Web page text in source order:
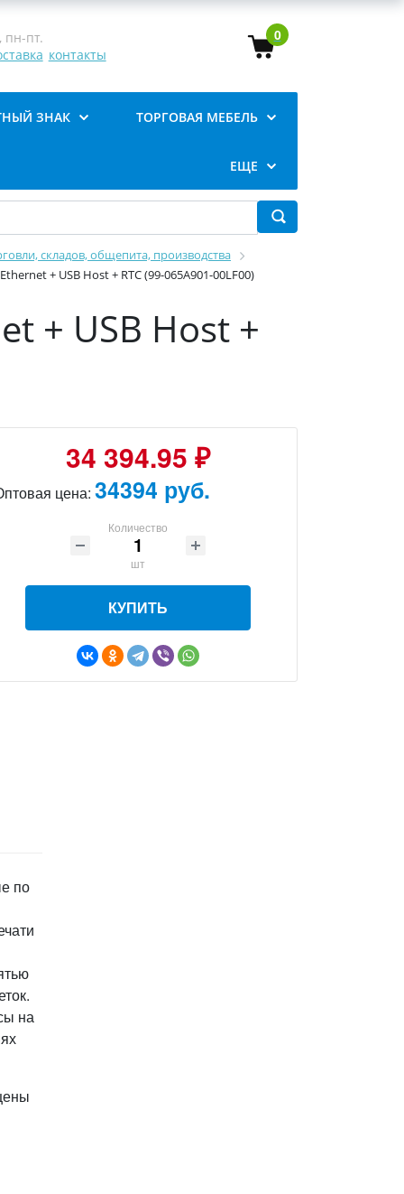
0
пн-пт.
контакты
ЗНАК ТОРГОВАЯ МЕБЕЛЬ
ЕЩЕ
складов, общепита, производства
+ USB Host + RTC (99-065A901-00LF00)
+ USB Host +
34 394.95 ₽
цена: 34394 руб.
Количество
шт
КУПИТЬ
по
на